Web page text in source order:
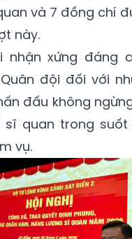
và 7 đồng chí
này.
nhận xứng đáng
đội đối với
đấu không
quan trong suốt
vụ.